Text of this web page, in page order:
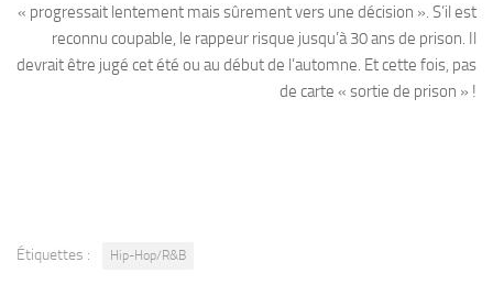
« progressait lentement mais sûrement vers une décision ». S’il est
reconnu coupable, le rappeur risque jusqu’à 30 ans de prison. Il
devrait être jugé cet été ou au début de l’automne. Et cette fois, pas
de carte « sortie de prison » !
Étiquettes : Hip-Hop/R&B